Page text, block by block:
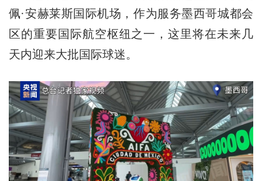
佩·安赫莱斯国际机场，作为服务墨西哥城都会
区的重要国际航空枢纽之一，这里将在未来几
天内迎来大批国际球迷。